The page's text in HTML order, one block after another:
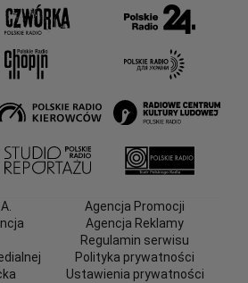
Agencja Promocji
Agencja Reklamy
Regulamin serwisu
Polityka prywatności
Ustawienia prywatności